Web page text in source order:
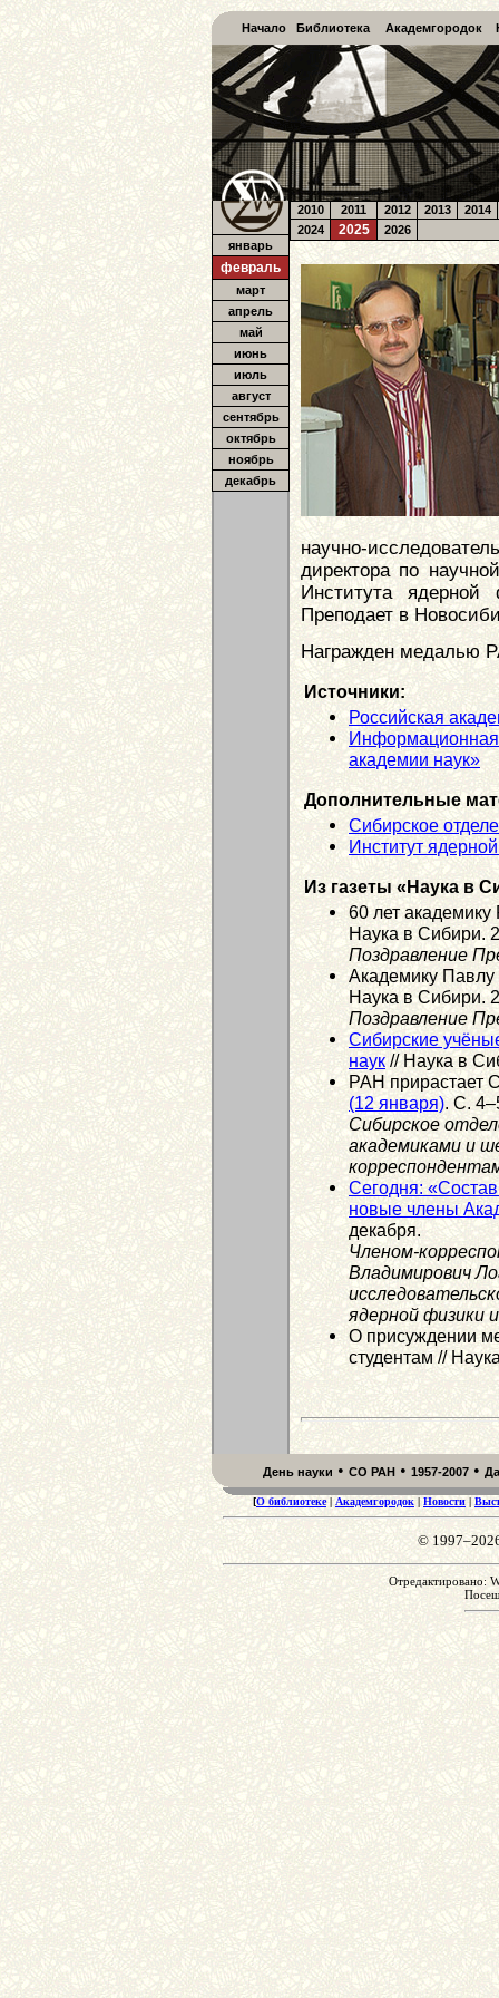
Начало Библиотека Академгородок
январь
февраль
март
апрель
май
июнь
июль
август
сентябрь
октябрь
ноябрь
декабрь
2010 2011 2012 2013
2014
2024
2025 2026
научно-
директора по
Института
Преподает в
Награжден медалью
Источники:
Российская
Информационная
академии наук»
Дополнительные
Сибирское
Институт
Из газеты «Наука в
60 лет
Наука в Сибири.
Поздравление
Академику
Наука в Сибири.
Поздравление
Сибирские
наук// Наука в
РАН прирастает
(12 января). С.
Сибирское
академиками и
Сегодня:
новые члены
декабря.
Членом-
Владимирович
ядерной физики
О присуждении
студентам //
День науки • СО РАН • 1957-2007 •
[О библиотеке| Академгородок |Новости |
©
Отредактировано: